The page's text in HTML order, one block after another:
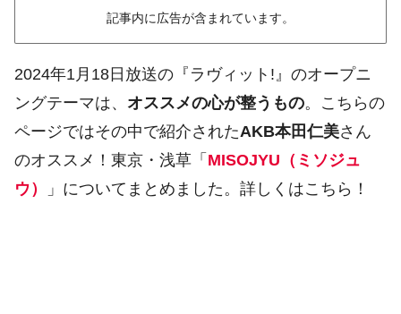
記事内に広告が含まれています。
2024年1月18日放送の『ラヴィット!』のオープニ
ングテーマは、 オススメの心が整うもの。こちらの
ページではその中で紹介されたAKB本田仁美さん
のオススメ！東京・浅草「 MISOJYU（ミソジュ
ウ）
」についてまとめました。詳しくはこちら！